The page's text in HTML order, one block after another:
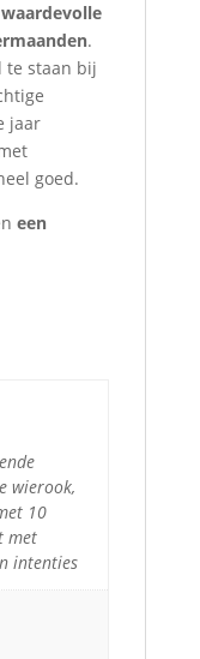
.
te staan bij
jaar
goed.
een
wierook,
10
met
intenties